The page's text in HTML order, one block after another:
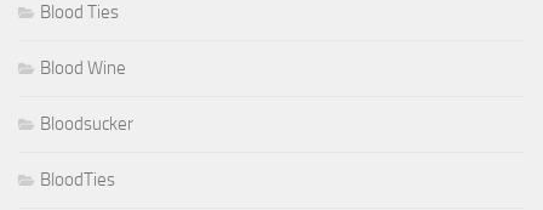
Blood Ties
Blood Wine
Bloodsucker
BloodTies